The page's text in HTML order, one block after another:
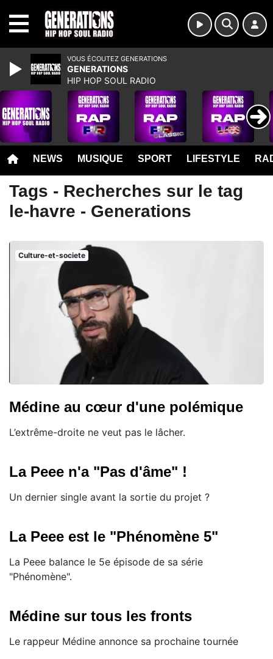
NEWS MUSIQUE SPORT LIFESTYLE
Tags - Recherches sur le tag
le-havre - Generations
Culture-et-societe
Médine au cœur d'une polémique
L’extrême-droite ne veut pas le lâcher.
La Peee n'a "Pas d'âme" !
Un dernier single avant la sortie du projet ?
La Peee est le "Phénomène 5"
La Peee balance le 5e épisode de sa série
"Phénomène".
Médine sur tous les fronts
Le rappeur Médine annonce sa prochaine tournée
VOUS ÉCOUTEZ GENERATIONS
GENERATIONS
HIP HOP SOUL RADIO